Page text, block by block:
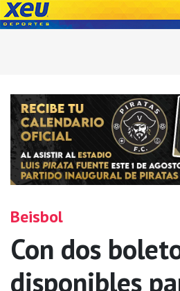
Beisbol
Con dos
disponibles